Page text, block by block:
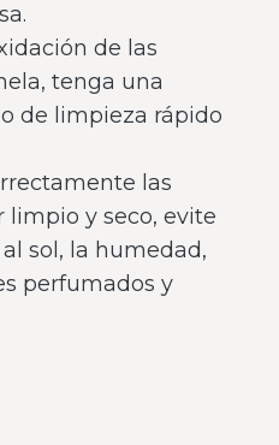
de las
tenga una
de limpieza rápido
las
limpio y seco, evite
sol, la humedad,
perfumados y